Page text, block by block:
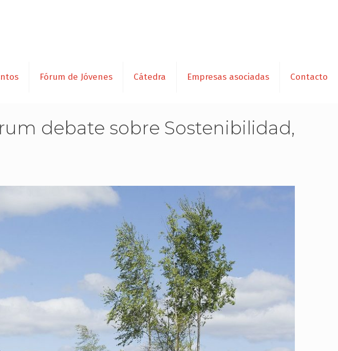
Fórum de Jóvenes Cátedra Empresas asociadas Contacto
debate sobre Sostenibilidad,